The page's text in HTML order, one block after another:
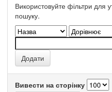
Використовуйте фільтри для
пошуку.
Вивести на сторінку